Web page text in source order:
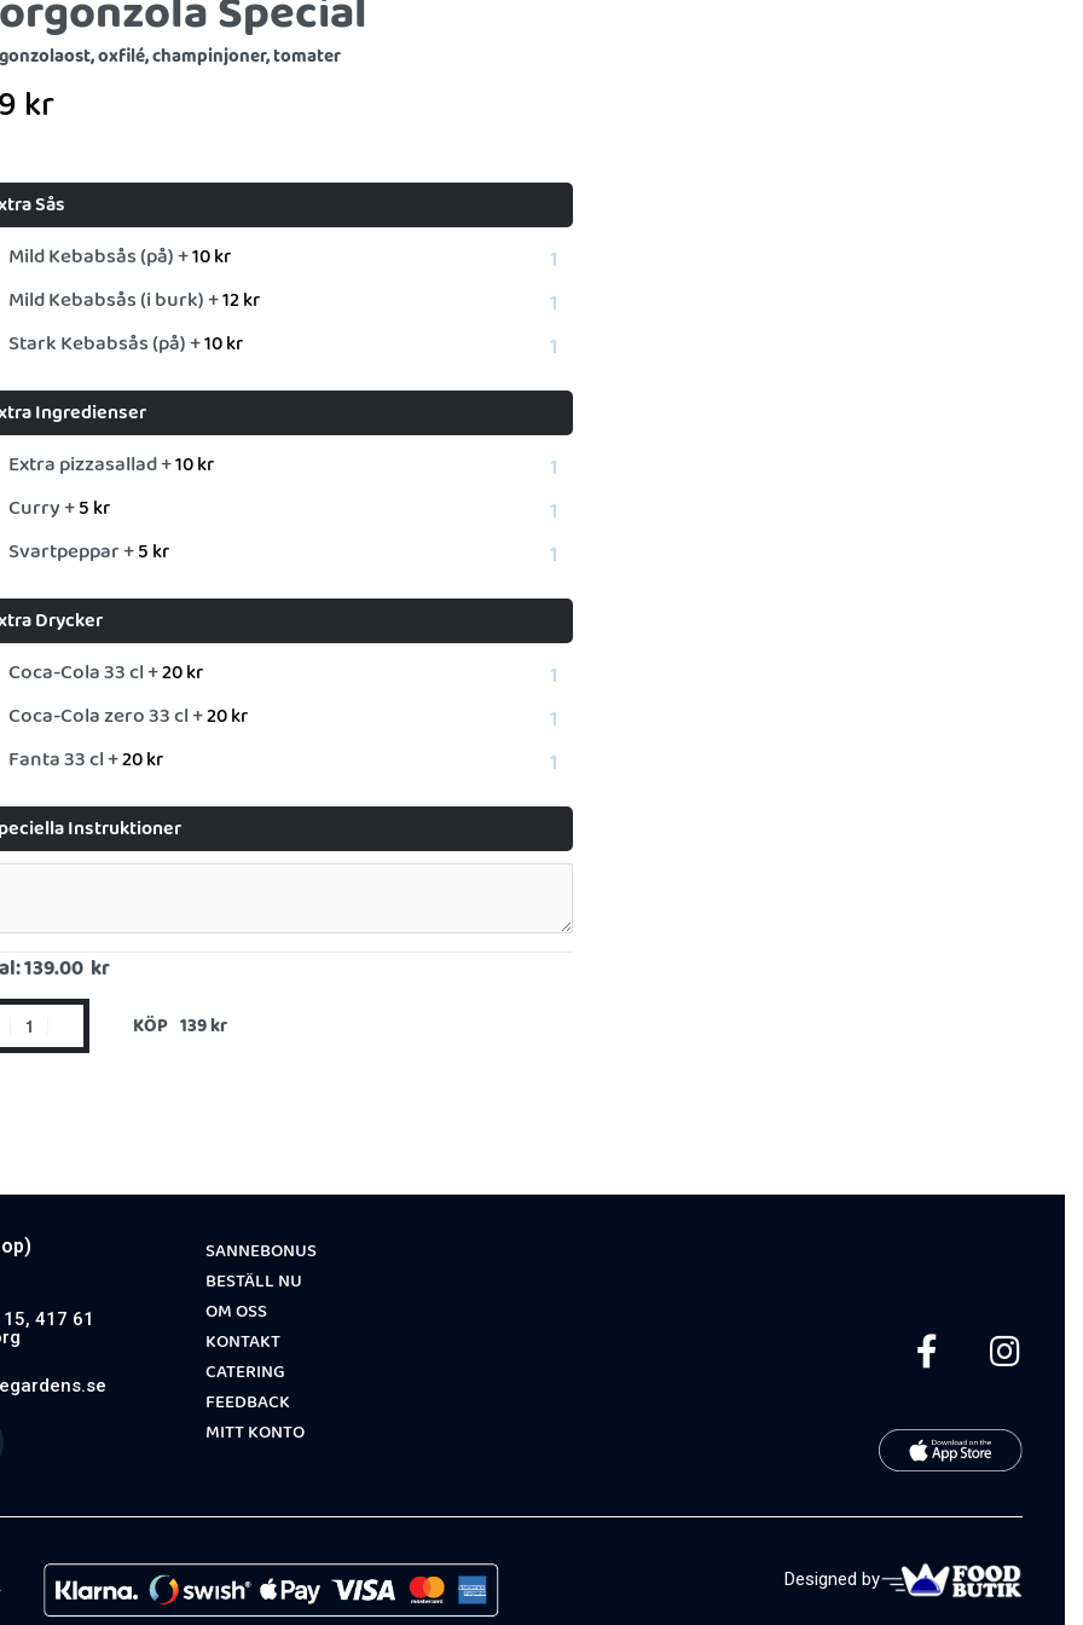
Special
oxfilé, champinjoner, tomater
kr
Sås
Mild Kebabsås (på) +10kr
Mild Kebabsås (i burk) +12kr
Stark Kebabsås (på) +10kr
Ingredienser
Extra pizzasallad +10kr
Curry +5 kr
Svartpeppar +5 kr
Drycker
Coca-Cola 33 cl +20kr
Coca-Cola zero 33 cl +20kr
Fanta 33 cl +20kr
Instruktioner
139.00 kr
KÖP
417 61
SANNEBONUS
BESTÄLL NU
OM OSS
KONTAKT
CATERING
FEEDBACK
MITT KONTO
Designed by